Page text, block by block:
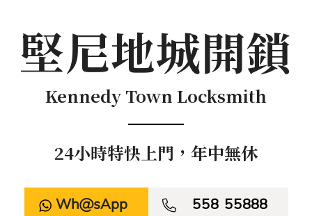
堅尼地城開鎖
Kennedy Town Locksmith
24小時特快上門，年中無休
WhatsApp  558 55888